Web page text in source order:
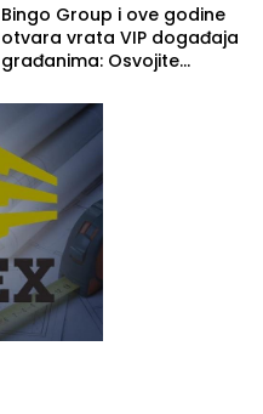
Bingo Group i ove godine
otvara vrata VIP događaja
građanima: Osvojite
Graše